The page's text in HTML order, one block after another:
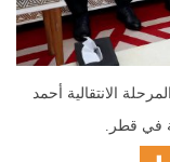
الانتقالية أحمد
في قطر.